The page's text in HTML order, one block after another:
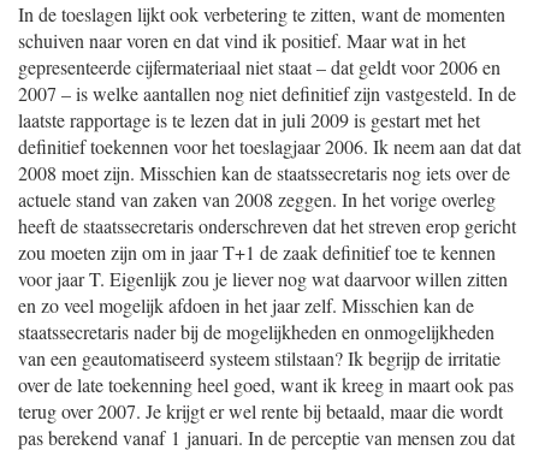
In de toeslagen lijkt ook verbetering te zitten, want de momenten
schuiven naar voren en dat vind ik positief. Maar wat in het
gepresenteerde cijfermateriaal niet staat – dat geldt voor 2006 en
2007 – is welke aantallen nog niet definitief zijn vastgesteld. In de
laatste rapportage is te lezen dat in juli 2009 is gestart met het
definitief toekennen voor het toeslagjaar 2006. Ik neem aan dat dat
2008 moet zijn. Misschien kan de staatssecretaris nog iets over de
actuele stand van zaken van 2008 zeggen. In het vorige overleg
heeft de staatssecretaris onderschreven dat het streven erop gericht
zou moeten zijn om in jaar T+1 de zaak definitief toe te kennen
voor jaar T. Eigenlijk zou je liever nog wat daarvoor willen zitten
en zo veel mogelijk afdoen in het jaar zelf. Misschien kan de
staatssecretaris nader bij de mogelijkheden en onmogelijkheden
van een geautomatiseerd systeem stilstaan? Ik begrijp de irritatie
over de late toekenning heel goed, want ik kreeg in maart ook pas
terug over 2007. Je krijgt er wel rente bij betaald, maar die wordt
pas berekend vanaf 1 januari. In de perceptie van mensen zou dat